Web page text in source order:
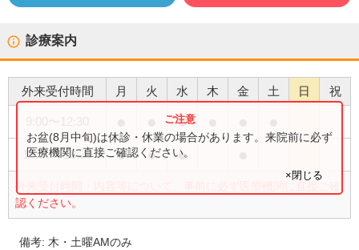
診療案内
外来受付時間 月 火 水 木 金 土 日 祝
●
15:30〜18:30 ● ● ●
外来受付時間・内容等について、事前に必ず医療機関に直接ご確
認ください。
お盆(8月中旬)は休診・休業の場合があります。来院前に必ず
医療機関に直接ご確認ください。
×閉じる
備考: 木・土曜AMのみ